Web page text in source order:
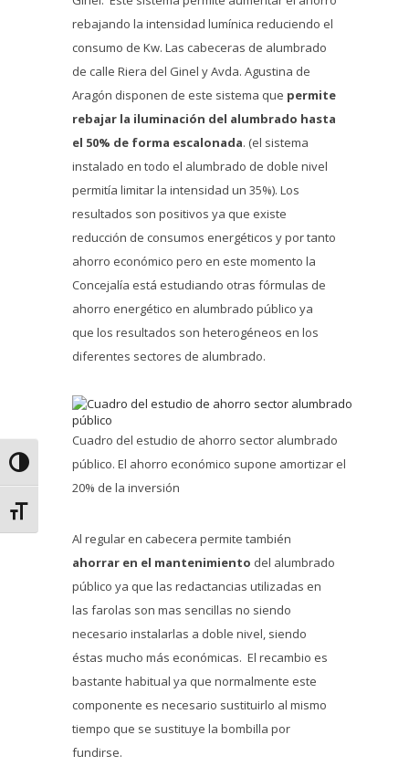
Alternar alto contraste
Alternar tamaño de letra
rebajando la intensidad lumínica reduciendo el
consumo de Kw. Las cabeceras de alumbrado
de calle Riera del Ginel y Avda. Agustina de
Aragón disponen de este sistema que permite
rebajar la iluminación del alumbrado hasta
el 50% de forma escalonada. (el sistema
instalado en todo el alumbrado de doble nivel
permitía limitar la intensidad un 35%). Los
resultados son positivos ya que existe
reducción de consumos energéticos y por tanto
ahorro económico pero en este momento la
Concejalía está estudiando otras fórmulas de
ahorro energético en alumbrado público ya
que los resultados son heterogéneos en los
diferentes sectores de alumbrado.
Cuadro del estudio de ahorro sector alumbrado
público. El ahorro económico supone amortizar el
20% de la inversión
Al regular en cabecera permite también
ahorrar en el mantenimiento del alumbrado
público ya que las redactancias utilizadas en
las farolas son mas sencillas no siendo
necesario instalarlas a doble nivel, siendo
éstas mucho más económicas. El recambio es
bastante habitual ya que normalmente este
componente es necesario sustituirlo al mismo
tiempo que se sustituye la bombilla por
fundirse.